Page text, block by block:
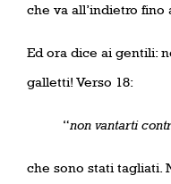
che va all’indietro fino
Ed ora dice ai gentili:
galletti! Verso 18:
“non vantarti
che sono stati tagliati.